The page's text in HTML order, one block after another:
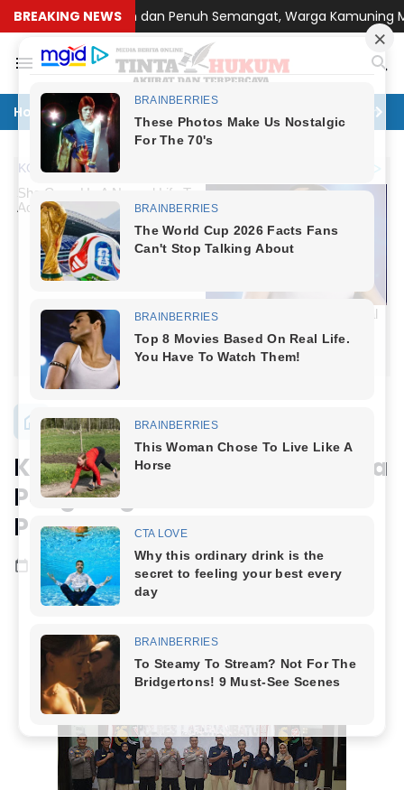
BREAKING NEWS
Rukun dan Penuh Semangat, Warga Kamuning Meriahkan
Home Politik Lingkungan
Kapolres Labuhanbatu Terima
Penghargaan KPPN Rantau
Prapat Award 2025
Juli 30, 2025 Baca kurang dari satu menit